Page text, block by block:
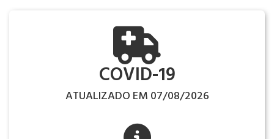
COVID-19
ATUALIZADO EM 07/08/2026